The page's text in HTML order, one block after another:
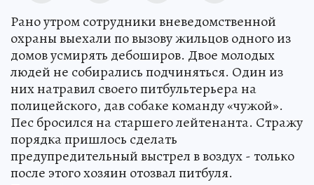
Рано утром сотрудники вневедомственной
охраны выехали по вызову жильцов одного из
домов усмирять дебоширов. Двое молодых
людей не собирались подчиняться. Один из
них натравил своего питбультерьера на
полицейского, дав собаке команду «чужой».
Пес бросился на старшего лейтенанта. Стражу
порядка пришлось сделать
предупредительный выстрел в воздух - только
после этого хозяин отозвал питбуля.